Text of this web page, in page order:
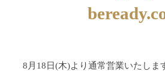
8月18日(木)より通常営業いたしま